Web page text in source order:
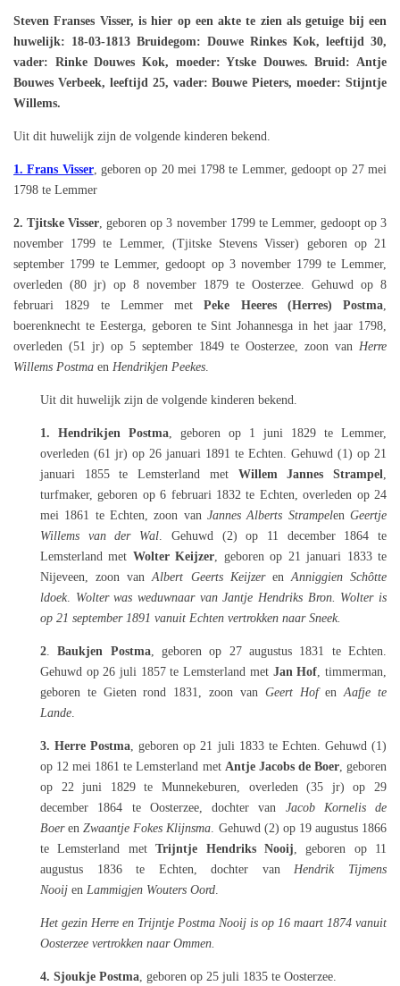
Steven Franses Visser, is hier op een akte te zien als getuige bij een
huwelijk: 18-03-1813 Bruidegom: Douwe Rinkes Kok, leeftijd 30,
vader: Rinke Douwes Kok, moeder: Ytske Douwes. Bruid: Antje
Bouwes Verbeek, leeftijd 25, vader: Bouwe Pieters, moeder: Stijntje
Willems.
Uit dit huwelijk zijn de volgende kinderen bekend.
1. Frans Visser, geboren op 20 mei 1798 te Lemmer, gedoopt op 27 mei
1798 te Lemmer
2. Tjitske Visser , geboren op 3 november 1799 te Lemmer, gedoopt op 3
november 1799 te Lemmer, (Tjitske Stevens Visser) geboren op 21
september 1799 te Lemmer, gedoopt op 3 november 1799 te Lemmer,
overleden (80 jr) op 8 november 1879 te Oosterzee. Gehuwd op 8
februari 1829 te Lemmer metPeke Heeres (Herres) Postma
boerenknecht te Eesterga, geboren te Sint Johannesga in het jaar 1798,
overleden (51 jr) op 5 september 1849 te Oosterzee, zoon van Herre
Willems Postma en Hendrikjen Peekes
Uit dit huwelijk zijn de volgende kinderen bekend.
1. Hendrikjen Postma , geboren op 1 juni 1829 te Lemmer,
overleden (61 jr) op 26 januari 1891 te Echten. Gehuwd (1) op 21
januari 1855 te Lemsterland met Willem Jannes Strampel
turfmaker, geboren op 6 februari 1832 te Echten, overleden op 24
mei 1861 te Echten, zoon van Jannes Alberts StrampelenGeertje
Willems van der Wal . Gehuwd (2) op 11 december 1864 te
Lemsterland met Wolter Keijzer , geboren op 21 januari 1833 te
Nijeveen, zoon vanAlbert Geerts Keijzeren Anniggien Schôtte
ldoek. Wolter was weduwnaar van Jantje Hendriks Bron. Wolter is
op 21 september 1891 vanuit Echten vertrokken naar Sneek.
2 .Baukjen Postma, geboren op 27 augustus 1831 te Echten.
Gehuwd op 26 juli 1857 te Lemsterland met Jan Hof , timmerman,
geboren te Gieten rond 1831, zoon van Geert HofenAafje te
Lande
3. Herre Postma , geboren op 21 juli 1833 te Echten. Gehuwd (1)
op 12 mei 1861 te Lemsterland met Antje Jacobs de Boer, geboren
op 22 juni 1829 te Munnekeburen, overleden (35 jr) op 29
december 1864 te Oosterzee, dochter van Jacob Kornelis de
BoerenZwaantje Fokes Klijnsma . Gehuwd (2) op 19 augustus 1866
te Lemsterland metTrijntje Hendriks Nooij , geboren op 11
augustus 1836 te Echten, dochter van Hendrik Tijmens
Nooij en Lammigjen Wouters Oord
Het gezin Herre en Trijntje Postma Nooij is op 16 maart 1874 vanuit
Oosterzee vertrokken naar Ommen.
4. Sjoukje Postma , geboren op 25 juli 1835 te Oosterzee.